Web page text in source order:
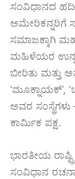
ಸಂವಿಧಾನದ
ಅಮೇರಿಕನ್ನರಿಗೆ
ಸಮಾಜಕ್ಕಾಗಿ
ಮಹಿಳೆಯರ
ಬೀರಿತು ಮತ್ತು
‘ಮೂಕ್ನಾಯಕ್’,
ಅವರ ಸಂಸ್ಥೆಗಳು
ಕಾರ್ಮಿಕ ಪಕ್ಷ.
ಭಾರತೀಯ
ಸಂವಿಧಾನ